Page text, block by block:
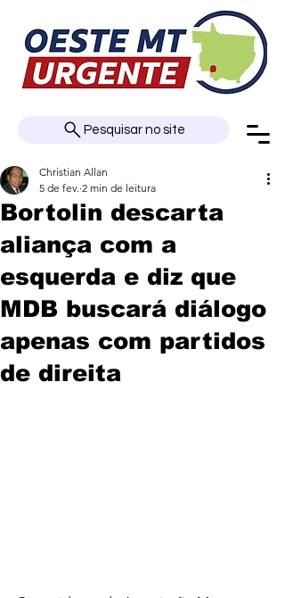
Pesquisar no site
Bortolin descarta
aliança com a
esquerda e diz que
MDB buscará diálogo
apenas com partidos
de direita
Christian Allan
5 de fev. 2 min de leitura